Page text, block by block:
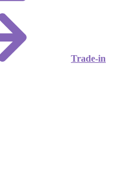
Trade-in